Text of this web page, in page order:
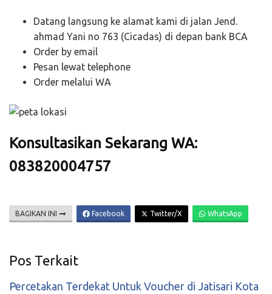
Datang langsung ke alamat kami di jalan Jend.
ahmad Yani no 763 (Cicadas) di depan bank BCA
Order by email
Pesan lewat telephone
Order melalui WA
Konsultasikan Sekarang WA:
083820004757
BAGIKAN INI Facebook Twitter/X WhatsApp
Pos Terkait
Percetakan Terdekat Untuk Voucher di Jatisari Kota